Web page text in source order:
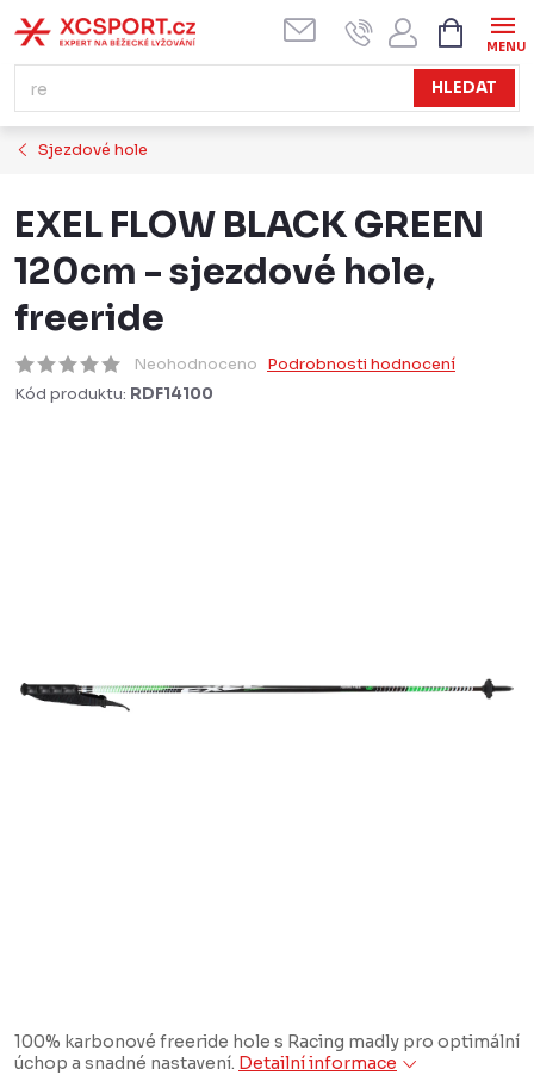
na
obsah
HLEDAT
KOŠÍK
Sjezdové hole
EXEL FLOW BLACK GREEN
120cm - sjezdové hole,
freeride
Neohodnoceno Podrobnosti hodnocení
Kód produktu: RDF14100
100% karbonové freeride hole s Racing madly pro optimální
úchop a snadné nastavení. Detailní informace